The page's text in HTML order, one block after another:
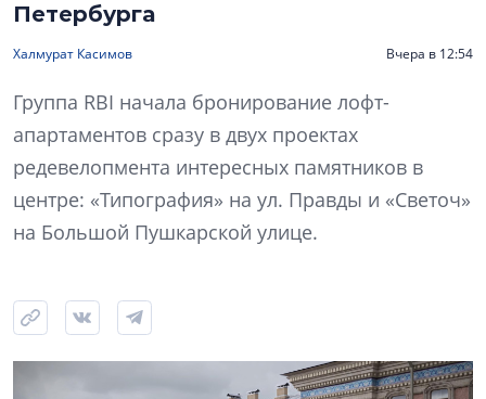
Петербурга
Халмурат Касимов Вчера в 12:54
Группа RBI начала бронирование лофт-
апартаментов сразу в двух проектах
редевелопмента интересных памятников в
центре: «Типография» на ул. Правды и «Светоч»
на Большой Пушкарской улице.